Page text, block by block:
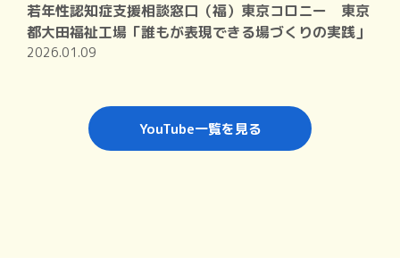
YouTube一覧を見る
若年性認知症支援相談窓口（福）東京コロニー 東京
都大田福祉工場「誰もが表現できる場づくりの実践」
2026.01.09